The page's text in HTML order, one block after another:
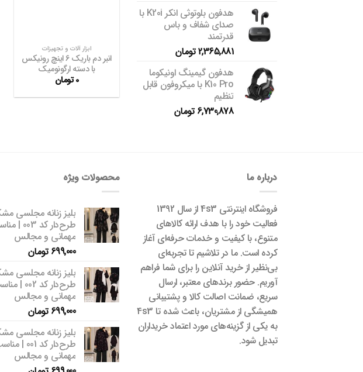
هدفون بلوتوثی انکر K20i با
صدای شفاف و باس
قدرتمند
2,365,881 تومان
هدفون گیمینگ اونیکوما
K10 Pro با میکروفون قابل
تنظیم
6,730,878 تومان
ابزار آلات و تجهیزات
انبر دم باریک ۶ اینچ رونیکس
با دسته ارگونومیک
0 تومان
درباره ما
فروشگاه اینترنتی 4s3 از سال 1392
فعالیت خود را با هدف ارائه کالاهای
متنوع، با کیفیت و خدمات حرفه‌ای آغاز
کرده است. ما در تلاشیم تا تجربه‌ای
بی‌نظیر از خرید آنلاین را برای شما فراهم
آوریم. حضور برندهای معتبر، ارسال
سریع، ضمانت اصالت کالا و پشتیبانی
همیشگی از مشتریان، باعث شده تا 4s3
به یکی از گزینه‌های مورد اعتماد خریداران
تبدیل شود.
محصولات ویژه
بلیز زنانه مجلسی
طرح‌دار کد
مهمانی و مجالس
699,000 تومان
بلیز زنانه مجلسی
طرح‌دار کد 002
مهمانی و مجالس
699,000 تومان
بلیز زنانه مجلسی
طرح‌دار کد 001 |
مهمانی و مجالس